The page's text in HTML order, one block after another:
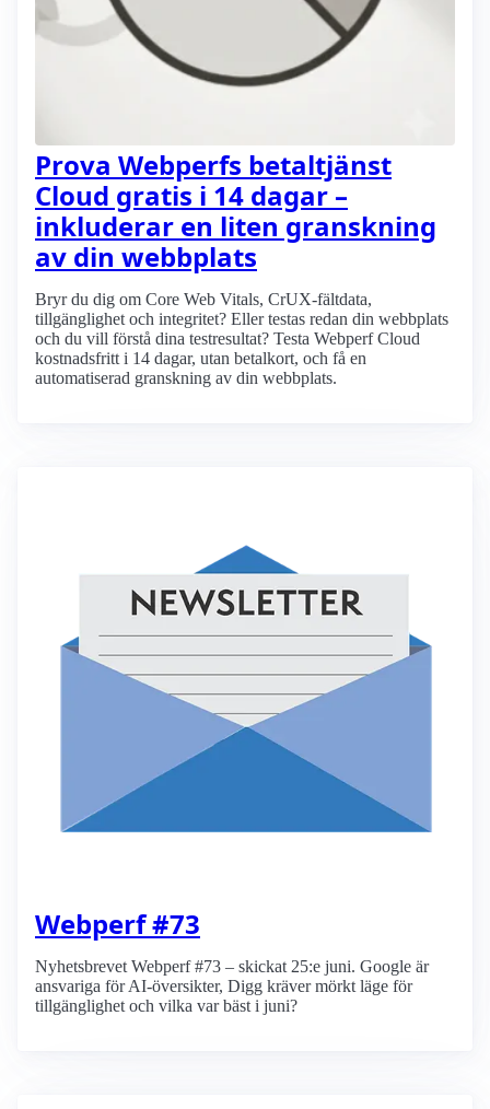
Prova Webperfs betaltjänst
Cloud gratis i 14 dagar –
inkluderar en liten granskning
av din webbplats
Bryr du dig om Core Web Vitals, CrUX-fältdata,
tillgänglighet och integritet? Eller testas redan din webbplats
och du vill förstå dina testresultat? Testa Webperf Cloud
kostnadsfritt i 14 dagar, utan betalkort, och få en
automatiserad granskning av din webbplats.
Webperf #73
Nyhetsbrevet Webperf #73 – skickat 25:e juni. Google är
ansvariga för AI-översikter, Digg kräver mörkt läge för
tillgänglighet och vilka var bäst i juni?